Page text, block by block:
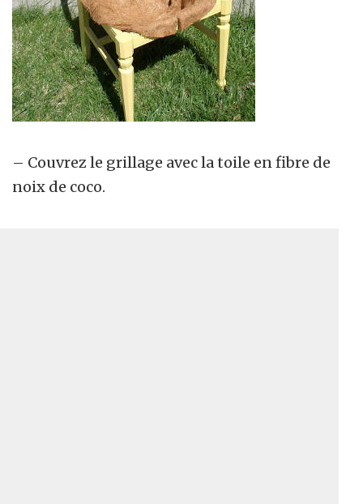
– Couvrez le grillage avec la toile en fibre de
noix de coco.